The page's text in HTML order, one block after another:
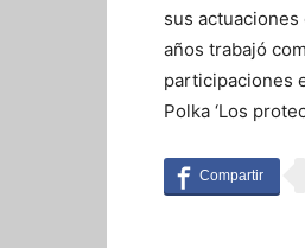
sus
años trabajó
participaciones
Polka ‘Los